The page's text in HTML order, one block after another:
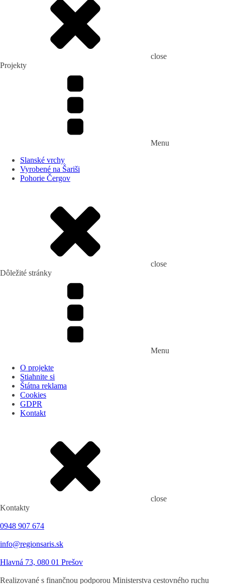
close
Projekty
Menu
Slanské vrchy
Vyrobené na Šariši
Pohorie Čergov
close
Dôležité stránky
Menu
O projekte
Stiahnite si
Štátna reklama
Cookies
GDPR
Kontakt
close
Kontakty
0948 907 674
info@regionsaris.sk
Hlavná 73, 080 01 Prešov
Realizované s finančnou podporou Ministerstva cestovného ruchu